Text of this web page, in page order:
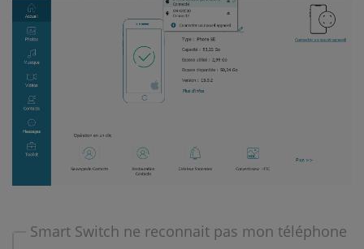
Smart Switch ne reconnait pas mon téléphone